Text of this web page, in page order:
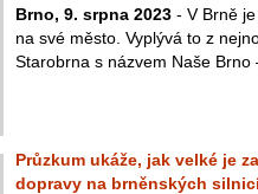
Brno, 9. srpna 2023 - V Brně
na své město. Vyplývá to z
Starobrna s názvem Naše
Průzkum ukáže, jak velké je
dopravy na brněnských